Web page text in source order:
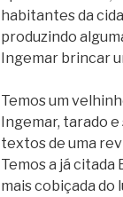
habitantes da
produzindo
Ingemar brincar
Temos um
Ingemar, tarado
textos de uma
Temos a já citada
mais cobiçada do